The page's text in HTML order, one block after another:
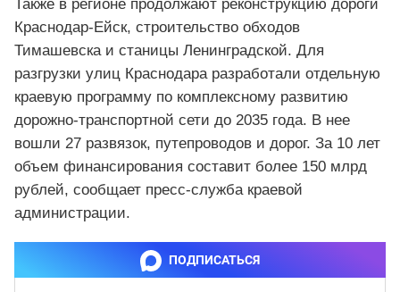
Также в регионе продолжают реконструкцию дороги
Краснодар-Ейск, строительство обходов
Тимашевска и станицы Ленинградской. Для
разгрузки улиц Краснодара разработали отдельную
краевую программу по комплексному развитию
дорожно-транспортной сети до 2035 года. В нее
вошли 27 развязок, путепроводов и дорог. За 10 лет
объем финансирования составит более 150 млрд
рублей, сообщает пресс-служба краевой
администрации.
ПОДПИСАТЬСЯ